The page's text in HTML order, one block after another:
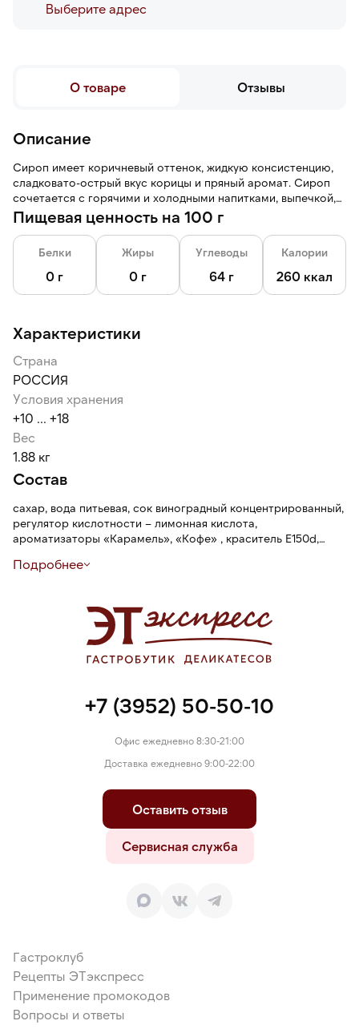
Выберите адреc
О товаре Отзывы
Описание
Сироп имеет коричневый оттенок, жидкую консистенцию,
сладковато-острый вкус корицы и пряный аромат. Сироп
сочетается с горячими и холодными напитками, выпечкой,
мороженым.
Пищевая ценность на 100 г
Белки
0 г
Жиры
0 г
Углеводы
64 г
Калории
260 ккал
Характеристики
Страна
РОССИЯ
Условия хранения
+10 ... +18
Вес
1.88 кг
Состав
сахар, вода питьевая, сок виноградный концентрированный,
регулятор кислотности – лимонная кислота,
ароматизаторы «Карамель», «Кофе» , краситель Е150d,
Подробнее
+7 (3952) 50-50-10
Офис ежедневно 8:30-21:00
Доставка ежедневно 9:00-22:00
Оставить отзыв
Сервисная служба
Гастроклуб
Рецепты ЭТэкспресс
Применение промокодов
Вопросы и ответы